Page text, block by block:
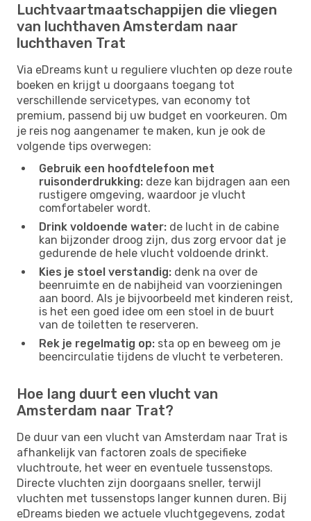
Luchtvaartmaatschappijen die vliegen
van luchthaven Amsterdam naar
luchthaven Trat
Via eDreams kunt u reguliere vluchten op deze route
boeken en krijgt u doorgaans toegang tot
verschillende servicetypes, van economy tot
premium, passend bij uw budget en voorkeuren. Om
je reis nog aangenamer te maken, kun je ook de
volgende tips overwegen:
Gebruik een hoofdtelefoon met
ruisonderdrukking: deze kan bijdragen aan een
rustigere omgeving, waardoor je vlucht
comfortabeler wordt.
Drink voldoende water: de lucht in de cabine
kan bijzonder droog zijn, dus zorg ervoor dat je
gedurende de hele vlucht voldoende drinkt.
Kies je stoel verstandig: denk na over de
beenruimte en de nabijheid van voorzieningen
aan boord. Als je bijvoorbeeld met kinderen reist,
is het een goed idee om een ​​stoel in de buurt
van de toiletten te reserveren.
Rek je regelmatig op: sta op en beweeg om je
beencirculatie tijdens de vlucht te verbeteren.
Hoe lang duurt een vlucht van
Amsterdam naar Trat?
De duur van een vlucht van Amsterdam naar Trat is
afhankelijk van factoren zoals de specifieke
vluchtroute, het weer en eventuele tussenstops.
Directe vluchten zijn doorgaans sneller, terwijl
vluchten met tussenstops langer kunnen duren. Bij
eDreams bieden we actuele vluchtgegevens, zodat